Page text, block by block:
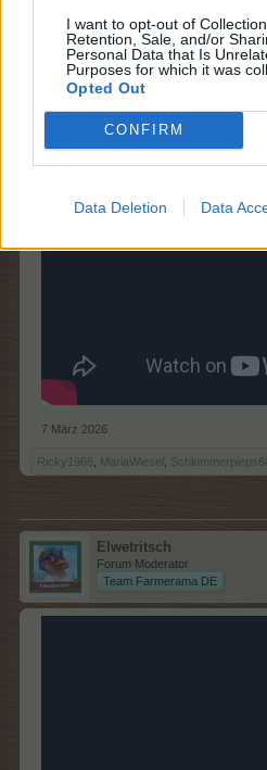
I want to opt-out of
Retention, Sale, and/or
Personal Data that Is
Purposes for which it was
Opted Out
CONFIRM
Data Deletion Data
Lebende Forenlegende
7 März 2026
Ricky1966 MariaWiesel
Elwetritsch
Forum Moderator
Team Farmerama DE